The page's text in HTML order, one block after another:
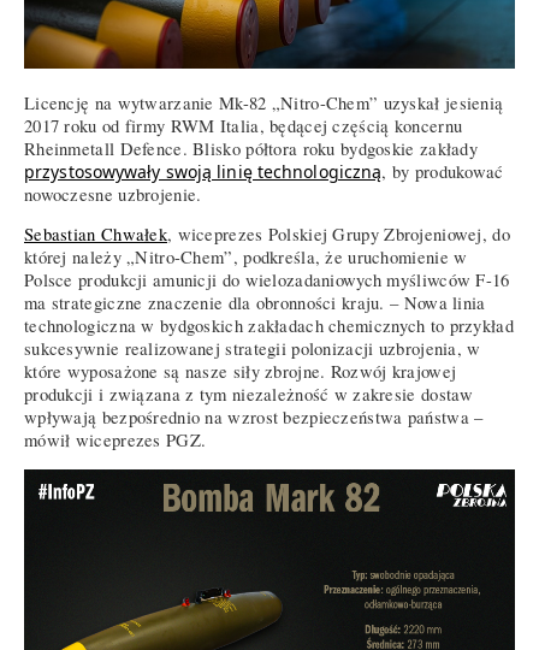
Licencję na wytwarzanie Mk-82 „Nitro-Chem” uzyskał jesienią
2017 roku od firmy RWM Italia, będącej częścią koncernu
Rheinmetall Defence. Blisko półtora roku bydgoskie zakłady
przystosowywały swoją linię technologiczną, by produkować
nowoczesne uzbrojenie.
Sebastian Chwałek, wiceprezes Polskiej Grupy Zbrojeniowej, do
której należy „Nitro-Chem”, podkreśla, że uruchomienie w
Polsce produkcji amunicji do wielozadaniowych myśliwców F-16
ma strategiczne znaczenie dla obronności kraju. – Nowa linia
technologiczna w bydgoskich zakładach chemicznych to przykład
sukcesywnie realizowanej strategii polonizacji uzbrojenia, w
które wyposażone są nasze siły zbrojne. Rozwój krajowej
produkcji i związana z tym niezależność w zakresie dostaw
wpływają bezpośrednio na wzrost bezpieczeństwa państwa –
mówił wiceprezes PGZ.